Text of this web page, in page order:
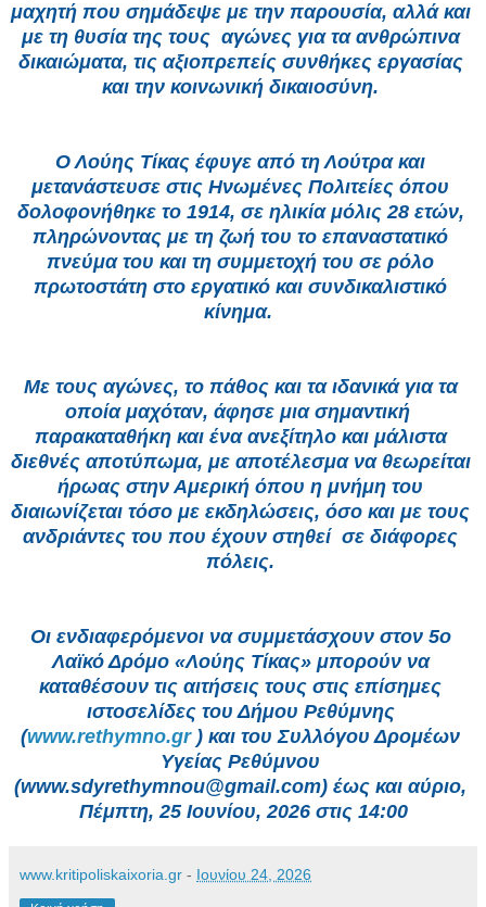
μαχητή που σημάδεψε με την παρουσία, αλλά και
με τη θυσία της τους  αγώνες για τα ανθρώπινα
δικαιώματα, τις αξιοπρεπείς συνθήκες εργασίας
και την κοινωνική δικαιοσύνη.
Ο Λούης Τίκας έφυγε από τη Λούτρα και
μετανάστευσε στις Ηνωμένες Πολιτείες όπου
δολοφονήθηκε το 1914, σε ηλικία μόλις 28 ετών,
πληρώνοντας με τη ζωή του το επαναστατικό
πνεύμα του και τη συμμετοχή του σε ρόλο
πρωτοστάτη στο εργατικό και συνδικαλιστικό
κίνημα.
Με τους αγώνες, το πάθος και τα ιδανικά για τα
οποία μαχόταν, άφησε μια σημαντική
παρακαταθήκη και ένα ανεξίτηλο και μάλιστα
διεθνές αποτύπωμα, με αποτέλεσμα να θεωρείται
ήρωας στην Αμερική όπου η μνήμη του
διαιωνίζεται τόσο με εκδηλώσεις, όσο και με τους
ανδριάντες του που έχουν στηθεί  σε διάφορες
πόλεις.
Οι ενδιαφερόμενοι να συμμετάσχουν στον 5ο
Λαϊκό Δρόμο «Λούης Τίκας» μπορούν να
καταθέσουν τις αιτήσεις τους στις επίσημες
ιστοσελίδες του Δήμου Ρεθύμνης
(www.rethymno.gr ) και του Συλλόγου Δρομέων
Υγείας Ρεθύμνου
(www.sdyrethymnou@gmail.com) έως και αύριο,
Πέμπτη, 25 Ιουνίου, 2026 στις 14:00
www.kritipoliskaixoria.gr - Ιουνίου 24, 2026